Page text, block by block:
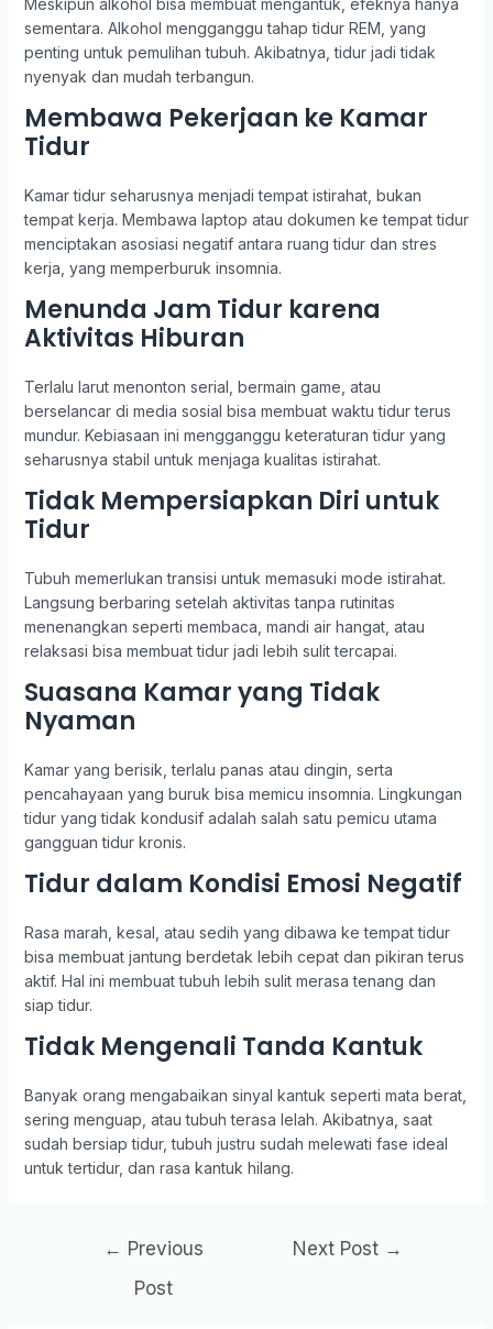
Meskipun alkohol bisa membuat mengantuk, efeknya hanya
sementara. Alkohol mengganggu tahap tidur REM, yang
penting untuk pemulihan tubuh. Akibatnya, tidur jadi tidak
nyenyak dan mudah terbangun.
Membawa Pekerjaan ke Kamar
Tidur
Kamar tidur seharusnya menjadi tempat istirahat, bukan
tempat kerja. Membawa laptop atau dokumen ke tempat tidur
menciptakan asosiasi negatif antara ruang tidur dan stres
kerja, yang memperburuk insomnia.
Menunda Jam Tidur karena
Aktivitas Hiburan
Terlalu larut menonton serial, bermain game, atau
berselancar di media sosial bisa membuat waktu tidur terus
mundur. Kebiasaan ini mengganggu keteraturan tidur yang
seharusnya stabil untuk menjaga kualitas istirahat.
Tidak Mempersiapkan Diri untuk
Tidur
Tubuh memerlukan transisi untuk memasuki mode istirahat.
Langsung berbaring setelah aktivitas tanpa rutinitas
menenangkan seperti membaca, mandi air hangat, atau
relaksasi bisa membuat tidur jadi lebih sulit tercapai.
Suasana Kamar yang Tidak
Nyaman
Kamar yang berisik, terlalu panas atau dingin, serta
pencahayaan yang buruk bisa memicu insomnia. Lingkungan
tidur yang tidak kondusif adalah salah satu pemicu utama
gangguan tidur kronis.
Tidur dalam Kondisi Emosi Negatif
Rasa marah, kesal, atau sedih yang dibawa ke tempat tidur
bisa membuat jantung berdetak lebih cepat dan pikiran terus
aktif. Hal ini membuat tubuh lebih sulit merasa tenang dan
siap tidur.
Tidak Mengenali Tanda Kantuk
Banyak orang mengabaikan sinyal kantuk seperti mata berat,
sering menguap, atau tubuh terasa lelah. Akibatnya, saat
sudah bersiap tidur, tubuh justru sudah melewati fase ideal
untuk tertidur, dan rasa kantuk hilang.
← Previous
Post
Next Post →